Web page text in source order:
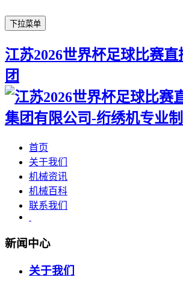
下拉菜单
江苏2026世界杯足球比赛
团
首页
关于我们
机械资讯
机械百科
联系我们
新闻中心
关于我们